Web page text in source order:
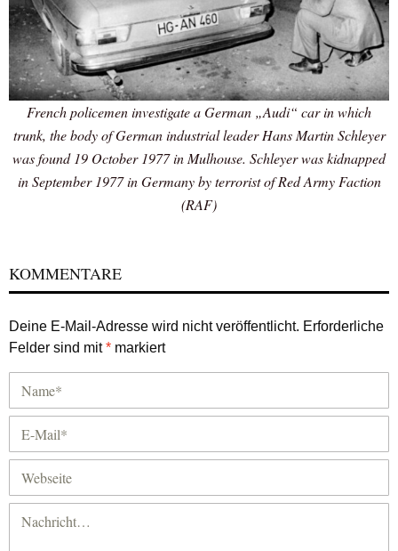
French policemen investigate a German „Audi“ car in which
trunk, the body of German industrial leader Hans Martin Schleyer
was found 19 October 1977 in Mulhouse. Schleyer was kidnapped
in September 1977 in Germany by terrorist of Red Army Faction
(RAF)
KOMMENTARE
Deine E-Mail-Adresse wird nicht veröffentlicht. Erforderliche
Felder sind mit* markiert